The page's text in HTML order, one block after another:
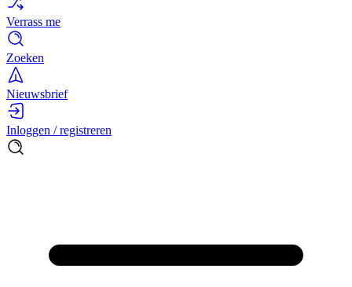
Verrass me
Zoeken
Nieuwsbrief
Inloggen / registreren